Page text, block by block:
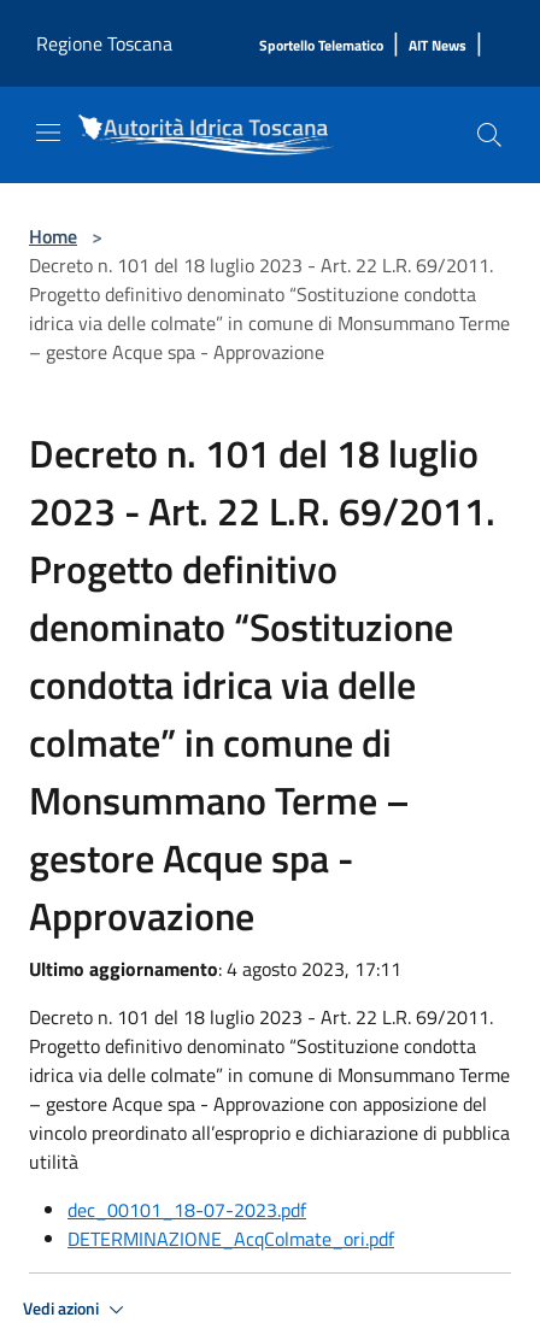
Regione Toscana
Sportello Telematico | AIT News |
Home >
Decreto n. 101 del 18 luglio 2023 - Art. 22 L.R. 69/2011.
Progetto definitivo denominato “Sostituzione condotta
idrica via delle colmate” in comune di Monsummano Terme
– gestore Acque spa - Approvazione
Decreto n. 101 del 18 luglio
2023 - Art. 22 L.R. 69/2011.
Progetto definitivo
denominato “Sostituzione
condotta idrica via delle
colmate” in comune di
Monsummano Terme –
gestore Acque spa -
Approvazione
Ultimo aggiornamento: 4 agosto 2023, 17:11
Decreto n. 101 del 18 luglio 2023 - Art. 22 L.R. 69/2011.
Progetto definitivo denominato “Sostituzione condotta
idrica via delle colmate” in comune di Monsummano Terme
– gestore Acque spa - Approvazione con apposizione del
vincolo preordinato all’esproprio e dichiarazione di pubblica
utilità
dec_00101_18-07-2023.pdf
DETERMINAZIONE_AcqColmate_ori.pdf
Vedi azioni